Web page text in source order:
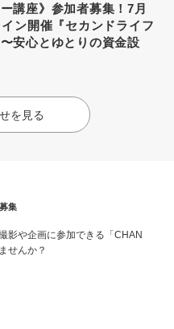
ー講座》参加者募集！7月
ン開催『セカンドライフ
安心とゆとりの資金設
を見る
集
影や企画に参加できる「CHAN
せんか？